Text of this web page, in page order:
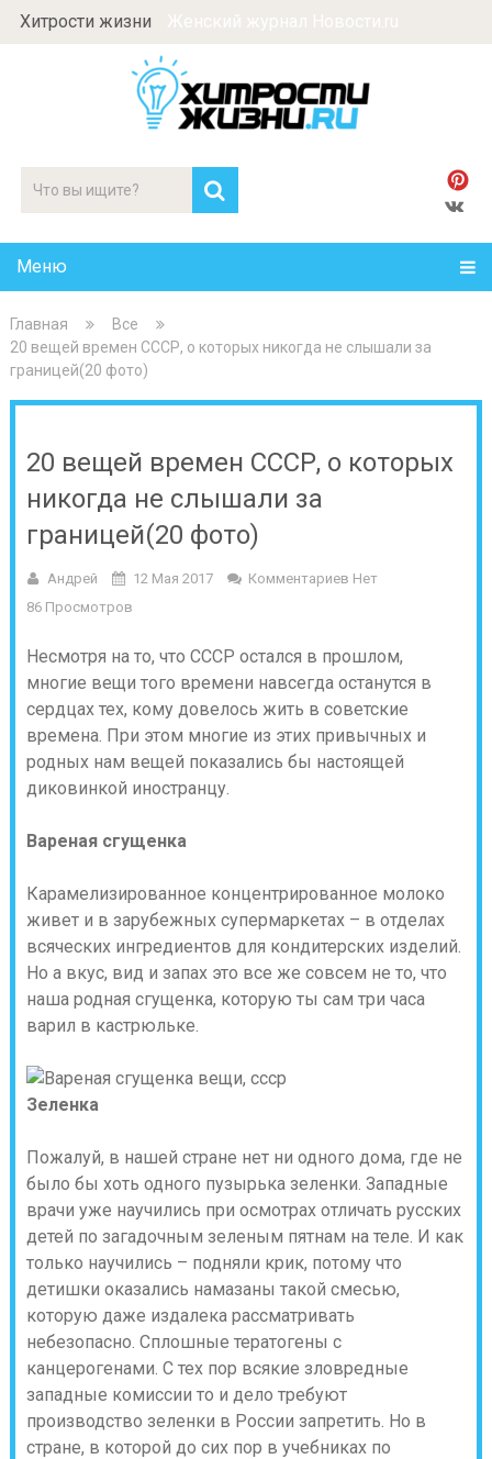
Хитрости жизни
Меню
Главная
Все
20 вещей времен СССР, о которых никогда не слышали за
границей(20 фото)
20 вещей времен СССР, о которых
никогда не слышали за
границей(20 фото)
Андрей 12 Мая 2017
Комментариев Нет
86 Просмотров
Несмотря на то, что СССР остался в прошлом,
многие вещи того времени навсегда останутся в
сердцах тех, кому довелось жить в советские
времена. При этом многие из этих привычных и
родных нам вещей показались бы настоящей
диковинкой иностранцу.
Вареная сгущенка
Карамелизированное концентрированное молоко
живет и в зарубежных супермаркетах – в отделах
всяческих ингредиентов для кондитерских изделий.
Но а вкус, вид и запах это все же совсем не то, что
наша родная сгущенка, которую ты сам три часа
варил в кастрюльке.
Зеленка
Пожалуй, в нашей стране нет ни одного дома, где не
было бы хоть одного пузырька зеленки. Западные
врачи уже научились при осмотрах отличать русских
детей по загадочным зеленым пятнам на теле. И как
только научились – подняли крик, потому что
детишки оказались намазаны такой смесью,
которую даже издалека рассматривать
небезопасно. Сплошные тератогены с
канцерогенами. С тех пор всякие зловредные
западные комиссии то и дело требуют
производство зеленки в России запретить. Но в
стране, в которой до сих пор в учебниках по